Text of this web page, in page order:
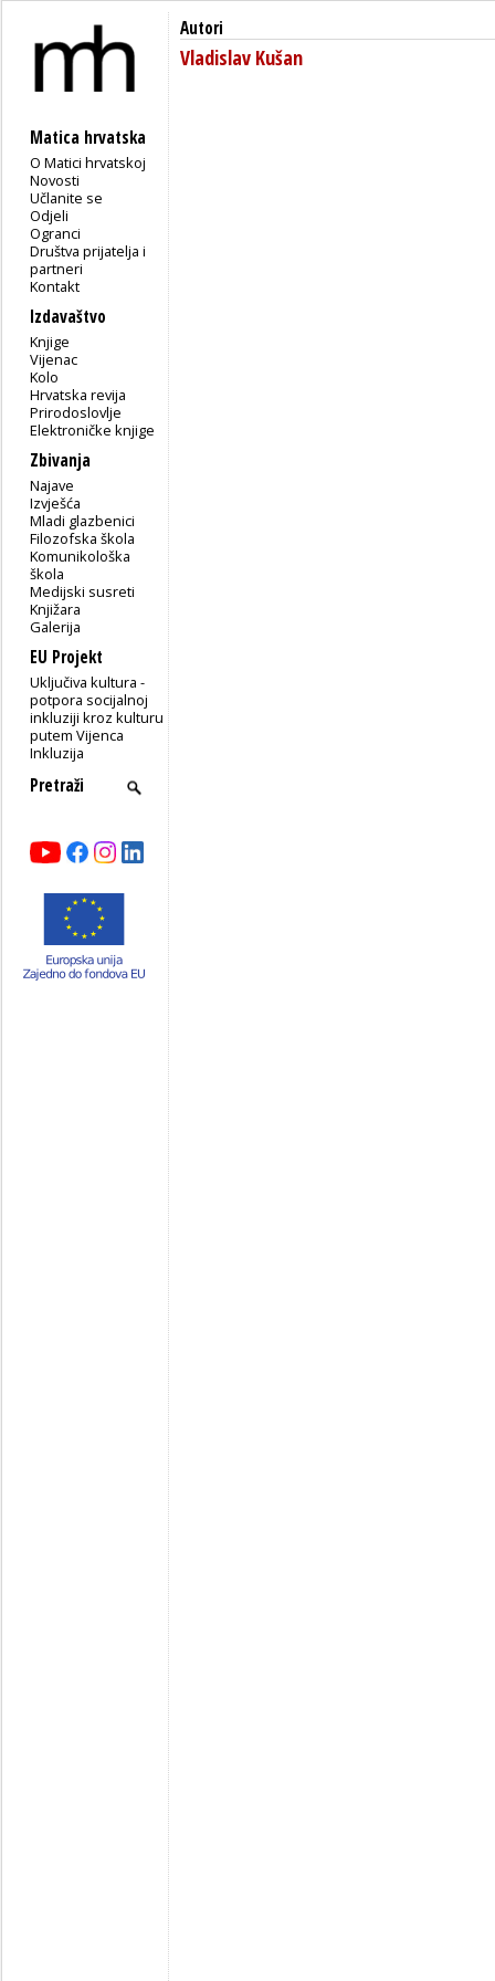
Matica hrvatska
O Matici hrvatskoj
Novosti
Učlanite se
Odjeli
Ogranci
Društva prijatelja i
partneri
Kontakt
Izdavaštvo
Knjige
Vijenac
Kolo
Hrvatska revija
Prirodoslovlje
Elektroničke knjige
Zbivanja
Najave
Izvješća
Mladi glazbenici
Filozofska škola
Komunikološka
škola
Medijski susreti
Knjižara
Galerija
EU Projekt
Uključiva kultura -
potpora socijalnoj
inkluziji kroz kulturu
putem Vijenca
Inkluzija
Autori
Vladislav Kušan